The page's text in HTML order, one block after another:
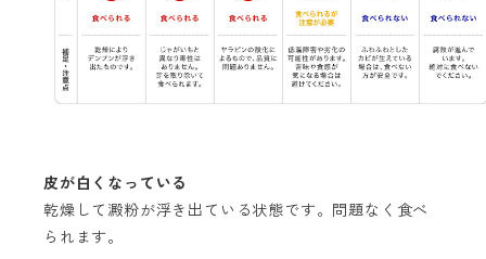
皮が白くなっている
乾燥して澱粉が浮き出ている状態です。問題なく食べ
られます。